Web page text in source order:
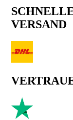
VERSAND